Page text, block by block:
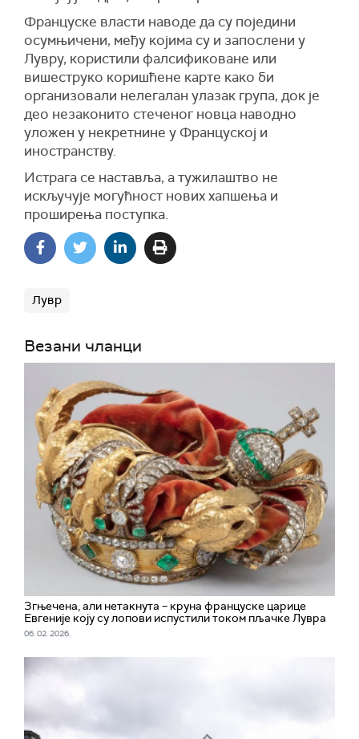
Француске власти наводе да су поједини
осумњичени, међу којима су и запослени у
Лувру, користили фалсификоване или
вишеструко коришћене карте како би
организовали нелегалан улазак група, док је
део незаконито стеченог новца наводно
уложен у некретнине у Француској и
иностранству.
Истрага се наставља, а тужилаштво не
искључује могућност нових хапшења и
проширења поступка.
Лувр
Везани чланци
Згњечена, али нетакнута – круна француске царице
Евгеније коју су лопови испустили током пљачке Лувра
06. 02. 2026.